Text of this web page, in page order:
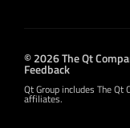
© 2026 The Qt
Feedback
Qt Group includes The
affiliates.